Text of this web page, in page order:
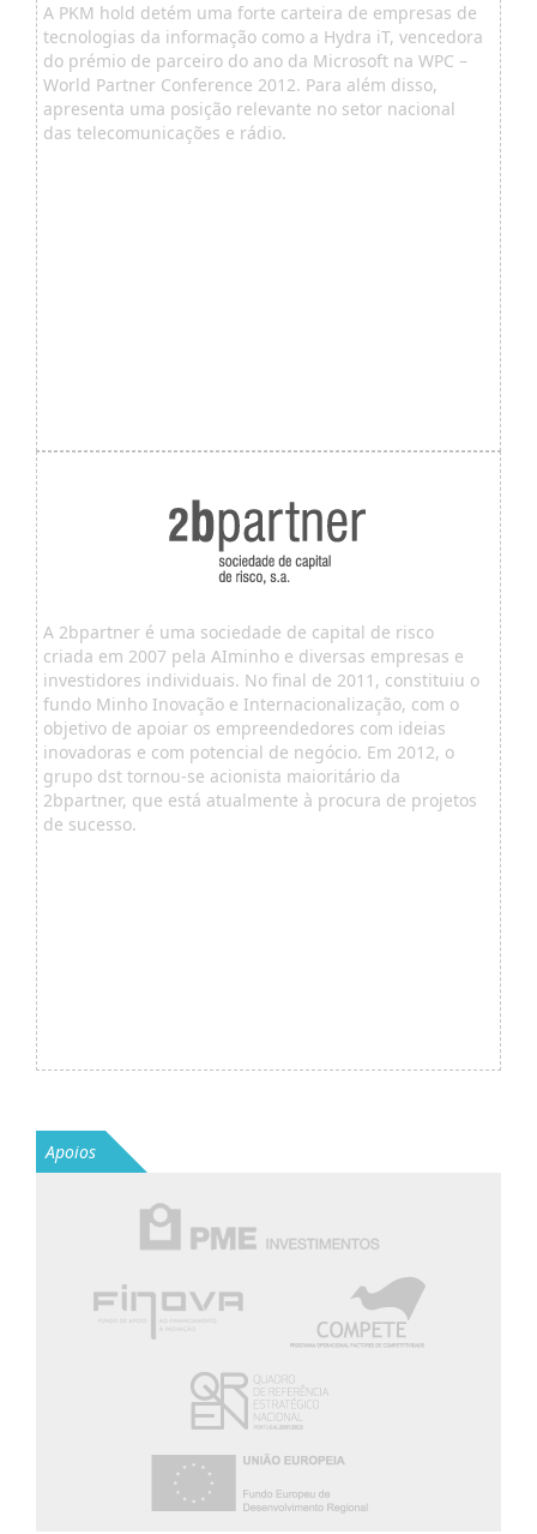
A PKM hold detém uma forte carteira de empresas de
tecnologias da informação como a Hydra iT, vencedora
do prémio de parceiro do ano da Microsoft na WPC –
World Partner Conference 2012. Para além disso,
apresenta uma posição relevante no setor nacional
das telecomunicações e rádio.
A 2bpartner é uma sociedade de capital de risco
criada em 2007 pela AIminho e diversas empresas e
investidores individuais. No final de 2011, constituiu o
fundo Minho Inovação e Internacionalização, com o
objetivo de apoiar os empreendedores com ideias
inovadoras e com potencial de negócio. Em 2012, o
grupo dst tornou-se acionista maioritário da
2bpartner, que está atualmente à procura de projetos
de sucesso.
Apoios